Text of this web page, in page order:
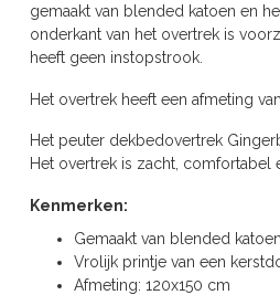
gemaakt van blended katoen en
onderkant van het overtrek is
heeft geen instopstrook.
Het overtrek heeft een afmeting
Het peuter dekbedovertrek
Het overtrek is zacht, comfortabel
Kenmerken:
Gemaakt van blended katoen
Vrolijk printje van een
Afmeting: 120x150 cm